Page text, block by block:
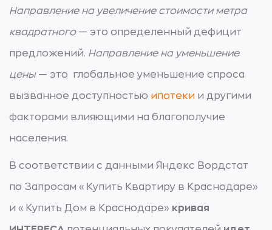
Направление на увеличение стоимости метра
квадратного— это определенный дефицит
предложений. Направление на уменьшение
цены— это глобальное уменьшение спроса
вызванное доступностью ипотеки и другими
факторами влияющими на благополучие
населения.
В соответствии с данными Яндекс Вордстат
по Запросам «Купить Квартиру в Краснодаре»
и «Купить Дом в Краснодаре» кривая